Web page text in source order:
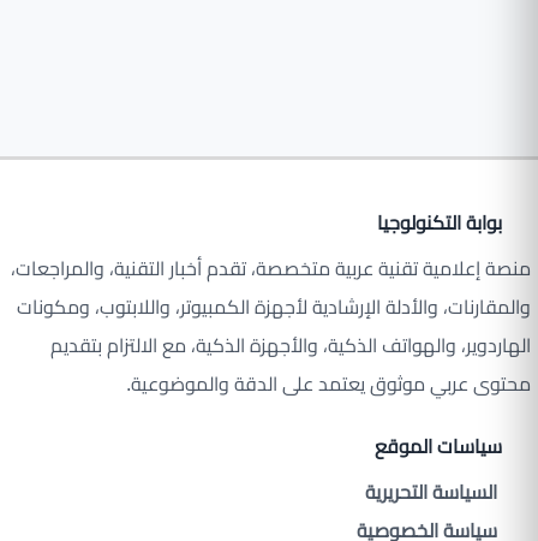
بوابة التكنولوجيا
منصة إعلامية تقنية عربية متخصصة، تقدم أخبار التقنية، والمراجعات،
والمقارنات، والأدلة الإرشادية لأجهزة الكمبيوتر، واللابتوب، ومكونات
الهاردوير، والهواتف الذكية، والأجهزة الذكية، مع الالتزام بتقديم
محتوى عربي موثوق يعتمد على الدقة والموضوعية.
سياسات الموقع
السياسة التحريرية
سياسة الخصوصية